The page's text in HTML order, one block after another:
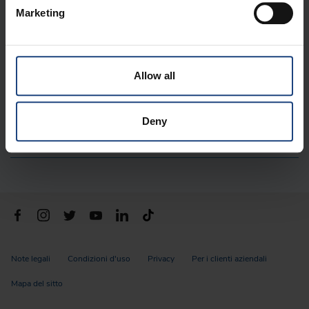
Marketing
Allow all
Deny
CHI SIAMO
LINK IMPORTANTI
CONTATTO
DIGITAL
Note legali Condizioni d'uso Privacy Per i clienti aziendali
Mapa del sitto